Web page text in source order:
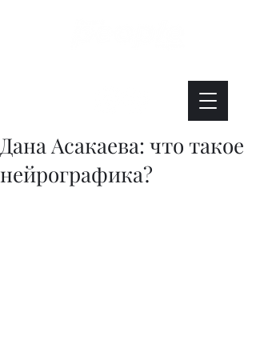
Дана Асакаева: что такое
нейрографика?